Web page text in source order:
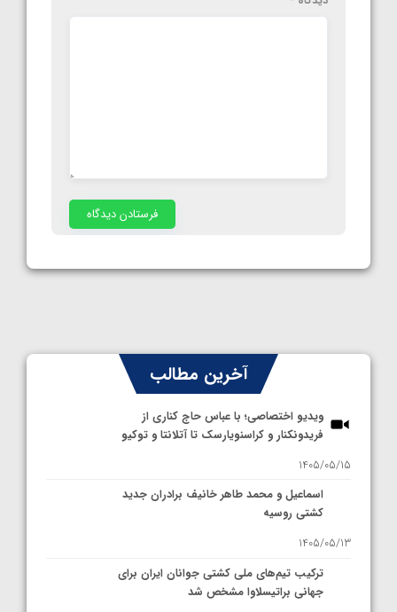
آخرین مطالب
ویدیو اختصاصی؛ با عباس حاج کناری از
فریدونکنار و کراسنویارسک تا آتلانتا و توکیو
1405/05/15
اسماعیل و محمد طاهر خانیف برادران جدید
کشتی روسیه
1405/05/13
ترکیب تیم‌های ملی کشتی جوانان ایران برای
جهانی براتیسلاوا مشخص شد